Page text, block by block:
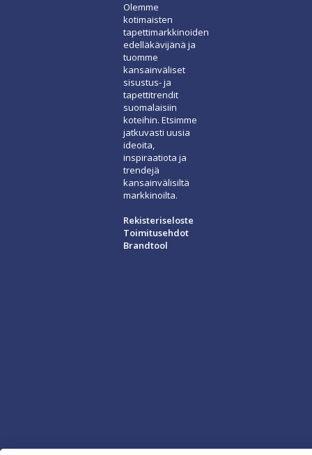
Olemme
kotimaisten
tapettimarkkinoiden
edelläkävijänä ja
tuomme
kansainväliset
sisustus- ja
tapettitrendit
suomalaisiin
koteihin. Etsimme
jatkuvasti uusia
ideoita,
inspiraatiota ja
trendejä
kansainvälisiltä
markkinoilta.
Rekisteriseloste
Toimitusehdot
Brandtool